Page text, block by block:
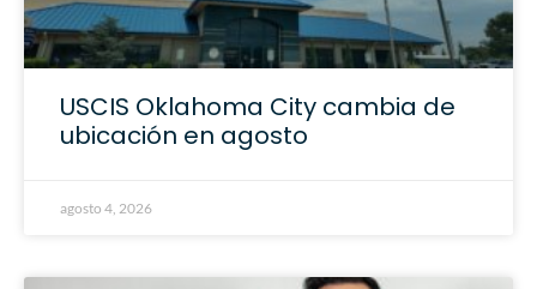
USCIS Oklahoma City cambia de
ubicación en agosto
agosto 4, 2026